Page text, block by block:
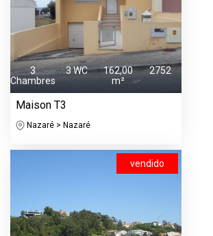
3
Chambres
3 WC
162,00
m²
2752
Maison T3
Nazaré > Nazaré
vendido